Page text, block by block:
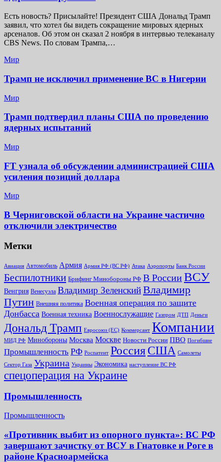
Есть новость? Присылайте! Президент США Дональд Трамп
заявил, что хотел бы видеть сокращение мировых ядерных
арсеналов. Об этом он сказал 2 ноября в интервью телеканалу
CBS News. По словам Трампа,…
Мир
Трамп не исключил применение ВС в Нигерии
Мир
Трамп подтвердил планы США по проведению
ядерных испытаний
Мир
FT узнала об обсуждении администрацией США
усиления позиций доллара
Мир
В Черниговской области на Украине частично
отключили электричество
Метки
Авиация Автомобиль Армия Армия РФ (ВС РФ) Атака Аэропорты Банк России
Беспилотники Брифинг Минобороны РФ В России ВСУ
Венгрия Венесуэла Владимир ЗеленскийВладимир
Путин Внешняя политика Военная операция по защите
Донбасса Военная техника Военнослужащие Газпром ДТП Деньги
Дональд Трамп Евросоюз (ЕС) Коммерсант Компании
МИД РФ Минобороны Москва Москве Новости России ПВО Погибшие
Промышленность РФ Роспатент РоссияСША Самолеты
Сектор Газа Украина Украины Экономика наступление ВС РФ
спецоперация на Украине
Промышленность
Промышленность
«Противник выбит из опорного пункта»: ВС РФ
завершают зачистку от ВСУ в Гнатовке и Роге в
районе Красноармейска